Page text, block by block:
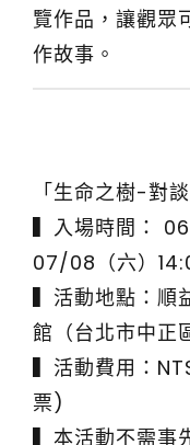
覽作品，讓觀眾
作故事。
「生命之樹-對
▍入場時間：
07/08（六）
▍活動地點：
館（台北市中正
▍活動費用：
票)
▍本活動不需事